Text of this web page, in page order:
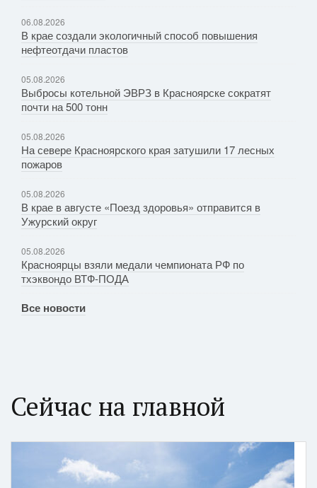
06.08.2026
В крае создали экологичный способ повышения
нефтеотдачи пластов
05.08.2026
Выбросы котельной ЭВРЗ в Красноярске сократят
почти на 500 тонн
05.08.2026
На севере Красноярского края затушили 17 лесных
пожаров
05.08.2026
В крае в августе «Поезд здоровья» отправится в
Ужурский округ
05.08.2026
Красноярцы взяли медали чемпионата РФ по
тхэквондо ВТФ-ПОДА
Все новости
Сейчас на главной